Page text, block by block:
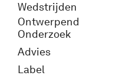
Wedstrijden
Ontwerpend
Onderzoek
Advies
Label